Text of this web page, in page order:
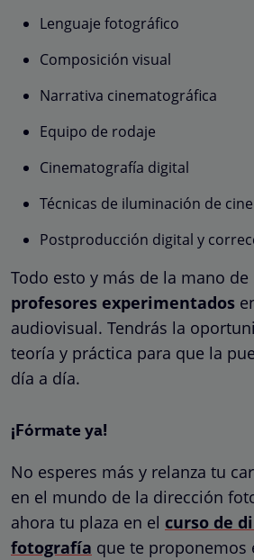
Lenguaje fotográfico
Composición visual
Narrativa cinematográfica
Equipo de rodaje
Cinematografía digital
Técnicas de iluminación de cine
Postproducción digital y
Todo esto y más de la mano de
profesores experimentados
audiovisual. Tendrás la
teoría y práctica para que la
día a día.
¡Fórmate ya!
No esperes más y relanza tu
en el mundo de la dirección
ahora tu plaza en el curso de
fotografía que te proponemos